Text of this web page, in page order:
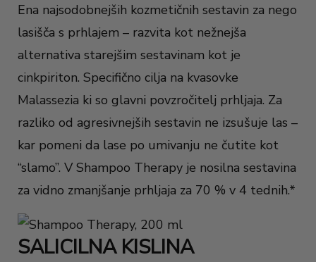
Ena najsodobnejših kozmetičnih sestavin za nego
lasišča s prhlajem – razvita kot nežnejša
alternativa starejšim sestavinam kot je
cinkpiriton. Specifično cilja na kvasovke
Malassezia ki so glavni povzročitelj prhljaja. Za
razliko od agresivnejših sestavin ne izsušuje las –
kar pomeni da lase po umivanju ne čutite kot
“slamo”. V Shampoo Therapy je nosilna sestavina
za vidno zmanjšanje prhljaja za 70 % v 4 tednih.*
SALICILNA KISLINA